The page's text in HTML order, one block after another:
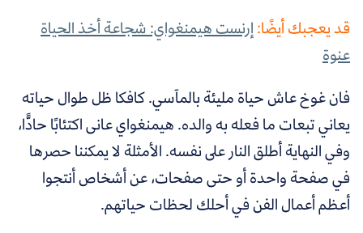
قد يعجبك أيضًا:إرنست هيمنغواي: شجاعة أخذ الحياة
عنوة
فان غوخ عاش حياة مليئة بالمآسي. كافكا ظل طوال حياته
يعاني تبعات ما فعله به والده. هيمنغواي عانى اكتئابًا حادًّا،
وفي النهاية أطلق النار على نفسه. الأمثلة لا يمكننا حصرها
في صفحة واحدة أو حتى صفحات، عن أشخاص أنتجوا
أعظم أعمال الفن في أحلك لحظات حياتهم.